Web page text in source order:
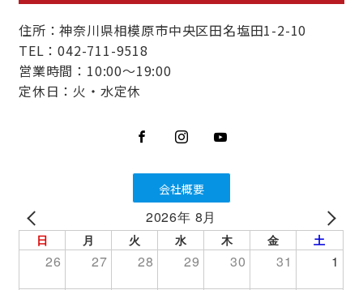
住所：神奈川県相模原市中央区田名塩田1-2-10
TEL：042-711-9518
営業時間：10:00～19:00
定休日：火・水定休
会社概要
2026年 8月
日 月 火 水 木 金 土
26 27 28 29 30 31 1